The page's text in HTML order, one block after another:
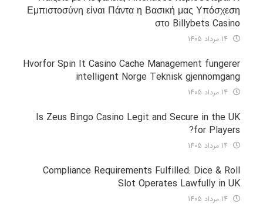
Εμπιστοσύνη είναι Πάντα η Βασική μας Υπόσχεση
στο Billybets Casino
Hvorfor Spin It Casino Cache Management fungerer
intelligent Norge Teknisk gjennomgang
Is Zeus Bingo Casino Legit and Secure in the UK
for Players?
Compliance Requirements Fulfilled: Dice & Roll
Slot Operates Lawfully in UK